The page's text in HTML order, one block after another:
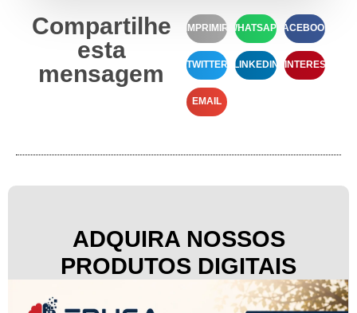
Compartilhe
esta
mensagem
IMPRIMIR WHATSAPP FACEBOOK
TWITTER LINKEDIN PINTEREST
EMAIL
ADQUIRA NOSSOS
PRODUTOS DIGITAIS